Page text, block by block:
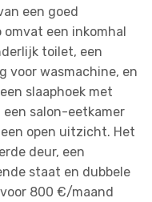
een goed
een inkomhal
toilet, een
voor wasmachine, en
slaaphoek met
salon-eetkamer
open uitzicht. Het
deur, een
staat en dubbele
800 €/maand